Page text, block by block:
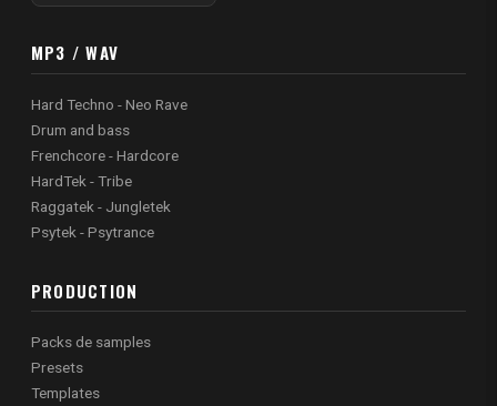
MP3 / WAV
Hard Techno - Neo Rave
Drum and bass
Frenchcore - Hardcore
HardTek - Tribe
Raggatek - Jungletek
Psytek - Psytrance
PRODUCTION
Packs de samples
Presets
Templates